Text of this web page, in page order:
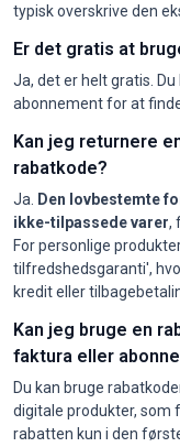
typisk overskrive den
Er det gratis at
Ja, det er helt gratis.
abonnement for at
Kan jeg returnere
rabatkode?
Ja.
Den lovbestemte
ikke-tilpassede varer,
For personlige
tilfredshedsgaranti',
kredit eller
Kan jeg bruge en
faktura eller
Du kan bruge
digitale produkter, som
rabatten kun i den